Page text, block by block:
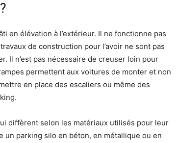
en élévation à l’extérieur. Il ne fonctionne pas
de construction pour l’avoir ne sont pas
Il n’est pas nécessaire de creuser loin pour
permettent aux voitures de monter et non
en place des escaliers ou même des
diffèrent selon les matériaux utilisés pour leur
parking silo en béton, en métallique ou en